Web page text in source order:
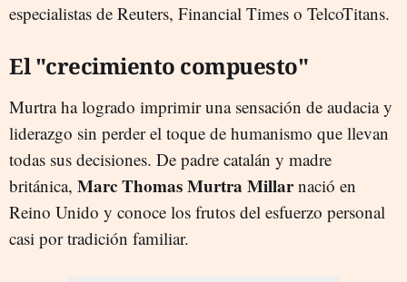
especialistas de Reuters, Financial Times o TelcoTitans.
El "crecimiento compuesto"
Murtra ha logrado imprimir una sensación de audacia y
liderazgo sin perder el toque de humanismo que llevan
todas sus decisiones. De padre catalán y madre
británica, Marc Thomas Murtra Millarnació en
Reino Unido y conoce los frutos del esfuerzo personal
casi por tradición familiar.